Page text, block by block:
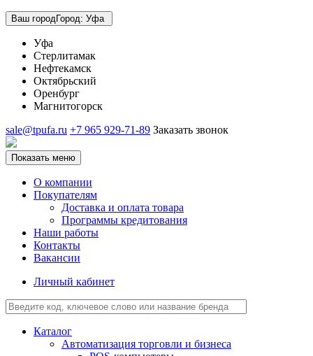
Ваш городГород: Уфа
Уфа
Стерлитамак
Нефтекамск
Октябрьский
Оренбург
Магнитогорск
sale@tpufa.ru +7 965 929-71-89 Заказать звонок
Показать меню
О компании
Покупателям
Доставка и оплата товара
Программы кредитования
Наши работы
Контакты
Вакансии
Личный кабинет
Каталог
Автоматизация торговли и бизнеса